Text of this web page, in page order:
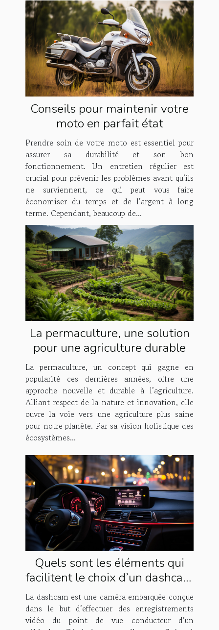
Conseils pour maintenir votre
moto en parfait état
Prendre soin de votre moto est essentiel pour
assurer sa durabilité et son bon
fonctionnement. Un entretien régulier est
crucial pour prévenir les problèmes avant qu’ils
ne surviennent, ce qui peut vous faire
économiser du temps et de l’argent à long
terme. Cependant, beaucoup de...
La permaculture, une solution
pour une agriculture durable
La permaculture, un concept qui gagne en
popularité ces dernières années, offre une
approche nouvelle et durable à l’agriculture.
Alliant respect de la nature et innovation, elle
ouvre la voie vers une agriculture plus saine
pour notre planète. Par sa vision holistique des
écosystèmes...
Quels sont les éléments qui
facilitent le choix d’un dashcam
pour conducteur ?
La dashcam est une caméra embarquée conçue
dans le but d’effectuer des enregistrements
vidéo du point de vue conducteur d’un